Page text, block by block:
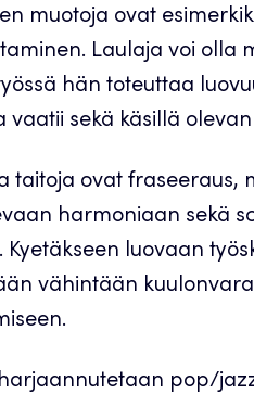
muotoja ovat
Laulaja voi olla
hän toteuttaa
vaatii sekä käsillä
taitoja ovat
harmoniaan sekä
Kyetäkseen luovaan
vähintään
pop/